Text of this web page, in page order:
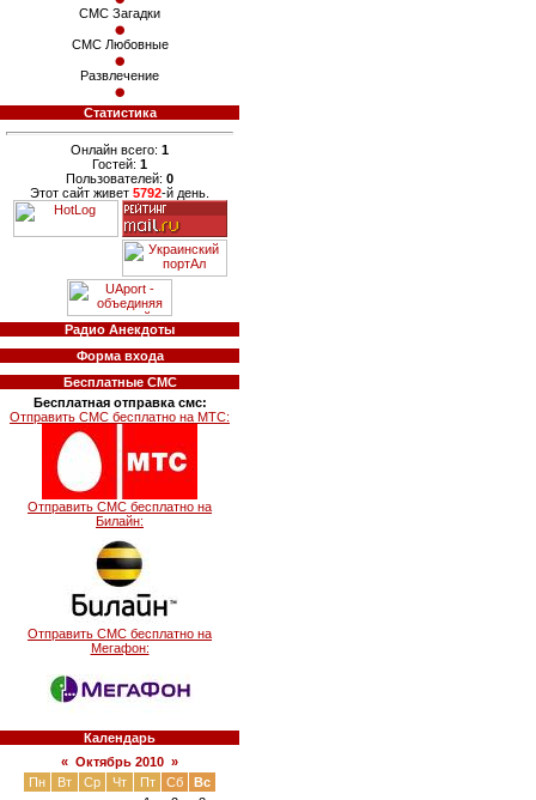
СМС Загадки
СМС Любовные
Развлечение
Статистика
Онлайн всего: 1
Гостей: 1
Пользователей: 0
Этот сайт живет 5792-й день.
Радио Анекдоты
Форма входа
Бесплатные СМС
Бесплатная отправка смс:
Отправить СМС бесплатно на МТС:
Отправить СМС бесплатно на
Билайн:
Отправить СМС бесплатно на
Мегафон:
Календарь
« Октябрь 2010 »
Пн
Вт Ср Чт Пт Сб
Вс